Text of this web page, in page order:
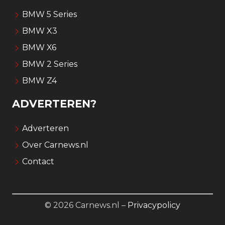
Carnews voorziet je met enige regelmaat van het
leukste autonieuws. Wil je graag in contact
komen met de redactie van dit autoblog? Stuur
ONDERWERPEN
BMW 5 Series
ADVERTEREN?